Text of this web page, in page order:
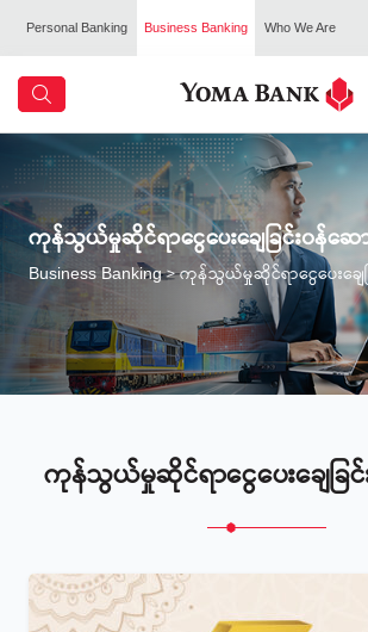
Personal Banking Business Banking Who We Are
ကုန်သွယ်မှုဆိုင်ရာငွေပေးချေခြင်း၀န်ဆေ
Business Banking> ကုန်သွယ်မှုဆိုင်ရာငွေပေးချေ
ကုန်သွယ်မှုဆိုင်ရာငွေပေးချေခြ